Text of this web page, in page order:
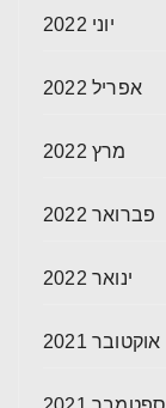
יוני 2022
אפריל 2022
מרץ 2022
פברואר 2022
ינואר 2022
אוקטובר 2021